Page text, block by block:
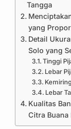
Tangga
yang
Detail
Solo yang
Tinggi
Lebar
Lebar
Kualitas
Citra Buana